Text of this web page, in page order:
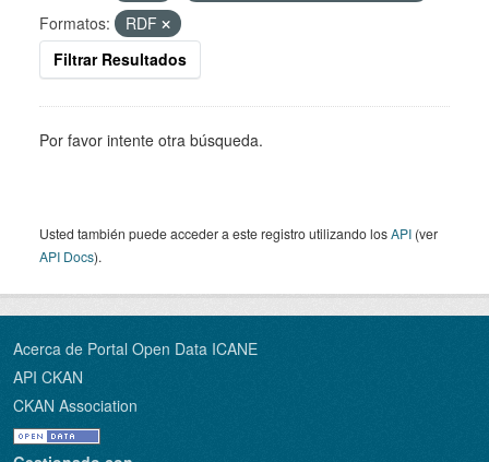
Formatos:
RDF
Filtrar Resultados
Por favor intente otra búsqueda.
Usted también puede acceder a este registro utilizando losAPI (ver
API Docs).
Acerca de Portal Open Data ICANE
API CKAN
CKAN Association